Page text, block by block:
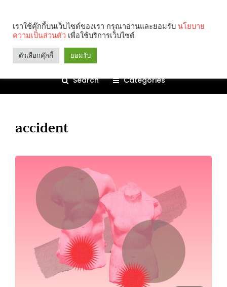
Search Categories
accident
เราใช้คุ๊กกี้บนเว็บไซต์ของเรา กรุณาอ่านและยอมรับ นโยบาย
ความเป็นส่วนตัว เพื่อใช้บริการเว็บไซต์
ตัวเลือกคุ๊กกี้ ยอมรับ